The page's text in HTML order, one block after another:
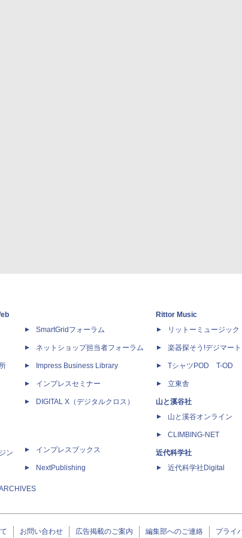
ン
SmartGridフォーラム
ネットショップ担当者フォーラム
Impress Business Library
インプレスセミナー
DIGITAL X（デジタルクロス）
インプレスブックス
NextPublishing
Rittor Music
リットーミュージック
楽器探そう!デジマート
TシャツPOD T-OD
立東舎
山と溪谷社
山と溪谷オンライン
CLIMBING-NET
近代科学社
近代科学社Digital
お問い合わせ 広告掲載のご案内 編集部へのご連絡 プライ